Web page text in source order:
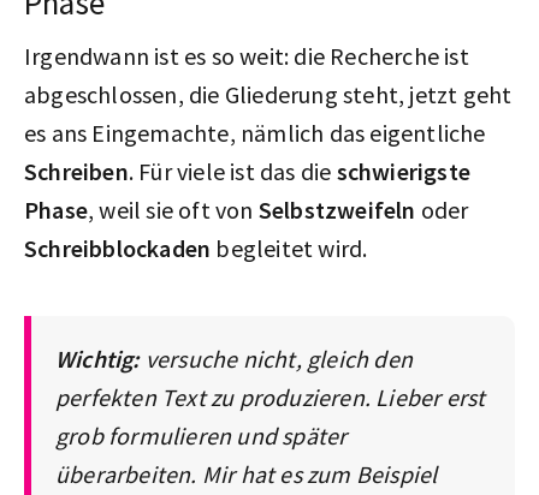
Irgendwann ist es so weit: die Recherche ist
abgeschlossen, die Gliederung steht, jetzt geht
es ans Eingemachte, nämlich das eigentliche
Schreiben. Für viele ist das die schwierigste
Phase, weil sie oft von Selbstzweifeln oder
Schreibblockaden begleitet wird.
Wichtig:versuche nicht, gleich den
perfekten Text zu produzieren. Lieber erst
grob formulieren und später
überarbeiten. Mir hat es zum Beispiel